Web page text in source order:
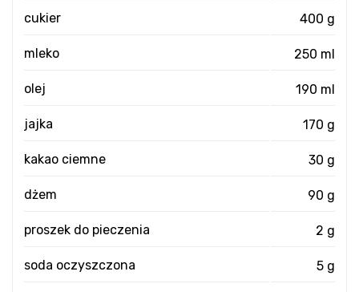
cukier 400 g
mleko 250 ml
olej 190 ml
jajka 170 g
kakao ciemne 30 g
dżem 90 g
proszek do pieczenia 2 g
soda oczyszczona 5 g